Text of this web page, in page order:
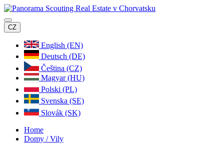
CZ
English (EN)
Deutsch (DE)
Čeština (CZ)
Magyar (HU)
Polski (PL)
Svenska (SE)
Slovák (SK)
Home
Domy / Vily